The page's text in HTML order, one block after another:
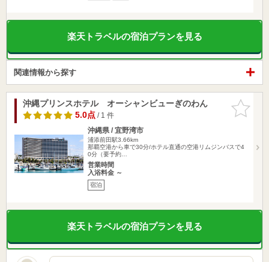
楽天トラベルの宿泊プランを見る
関連情報から探す
お気に入
りに追加
沖縄プリンスホテル オーシャンビューぎのわん
5.0点/ 1 件
沖縄県 / 宜野湾市
浦添前田駅3.66km
那覇空港から車で30分/ホテル直通の空港リムジンバスで4
0分（要予約…
営業時間
入浴料金 ～
宿泊
楽天トラベルの宿泊プランを見る